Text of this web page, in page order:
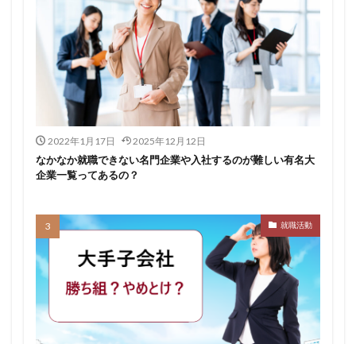
2022年1月17日 2025年12月12日
なかなか就職できない名門企業や入社するのが難しい有名大
企業一覧ってあるの？
就職活動
愛知県名古屋市
既卒 朝日学情ナビ
服装
有名企業
最終面接 書けない
書かない
早期選考時期
早期選考 新卒採用
東北地方
新卒応援ハローワーク
新卒 支援先
持ち駒ゼロ
手遅れ 手取り15万
成長
泣くほど嫌い
相談 甘い 理系ナビ
理系
狙い目
無理
株式会社ジールコミュニケーションズ
求人探し方
比較 正社員 業界診断
業界別
株式会社リアライブ
株式会社パフ
体育会
11月
アプリ
インターンシップ
インターン